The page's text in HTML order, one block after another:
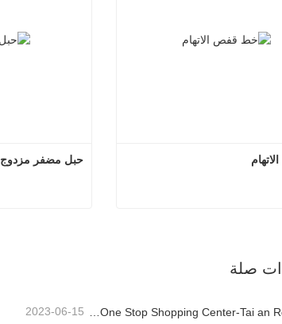
حبل مضفر مزدوج
صلة
Rope Factory-One Stop Shopping Center-Tai an Rope LTD
2023-06-15